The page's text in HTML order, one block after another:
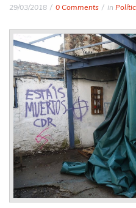
29/03/2018 0 Comments in